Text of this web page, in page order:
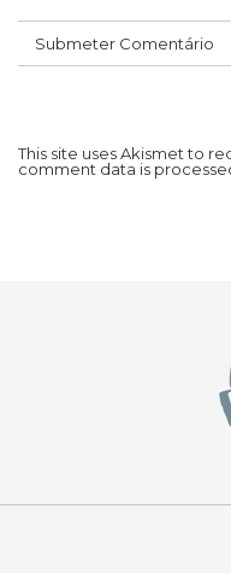
This site uses Akismet to
comment data is